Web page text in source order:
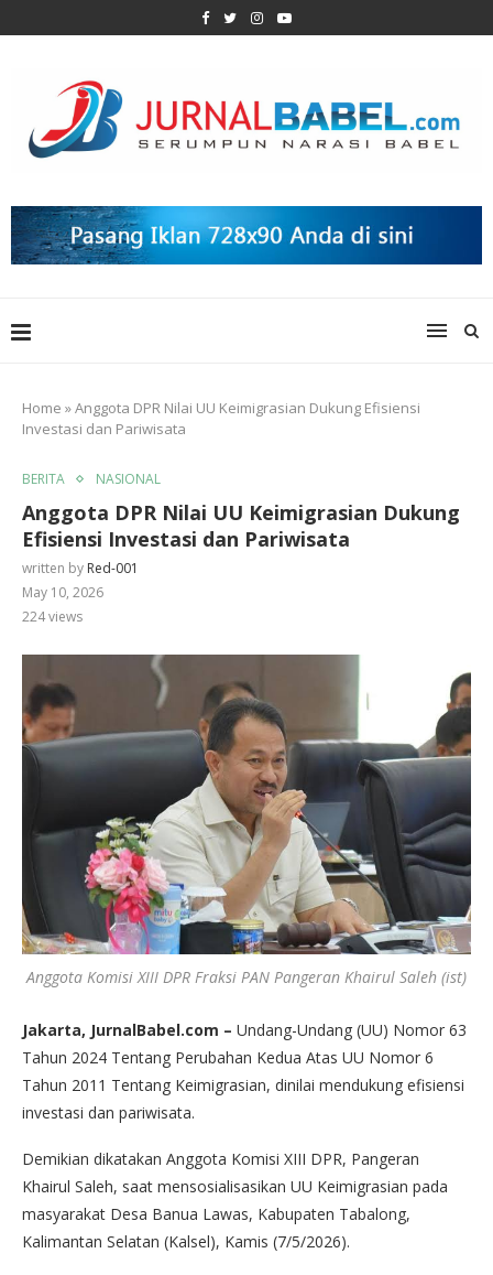
Home »Anggota DPR Nilai UU Keimigrasian Dukung Efisiensi
Investasi dan Pariwisata
BERITA NASIONAL
Anggota DPR Nilai UU Keimigrasian Dukung
Efisiensi Investasi dan Pariwisata
written by Red-001
May 10, 2026
224views
Anggota Komisi XIII DPR Fraksi PAN Pangeran Khairul Saleh (ist)
Jakarta, JurnalBabel.com – Undang-Undang (UU) Nomor 63
Tahun 2024 Tentang Perubahan Kedua Atas UU Nomor 6
Tahun 2011 Tentang Keimigrasian, dinilai mendukung efisiensi
investasi dan pariwisata.
Demikian dikatakan Anggota Komisi XIII DPR, Pangeran
Khairul Saleh, saat mensosialisasikan UU Keimigrasian pada
masyarakat Desa Banua Lawas, Kabupaten Tabalong,
Kalimantan Selatan (Kalsel), Kamis (7/5/2026).